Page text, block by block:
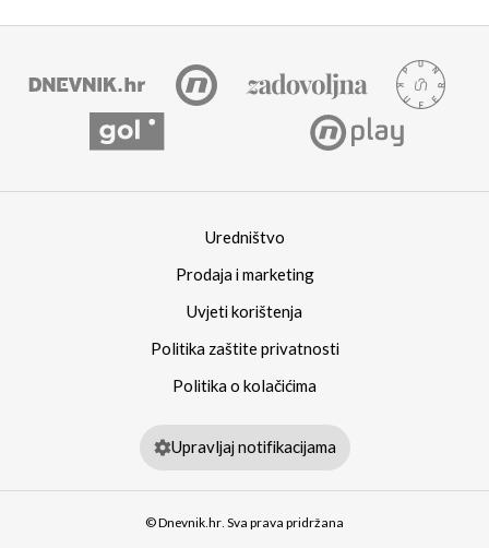
Uredništvo
Prodaja i marketing
Uvjeti korištenja
Politika zaštite privatnosti
Politika o kolačićima
Upravljaj notifikacijama
© Dnevnik.hr. Sva prava pridržana